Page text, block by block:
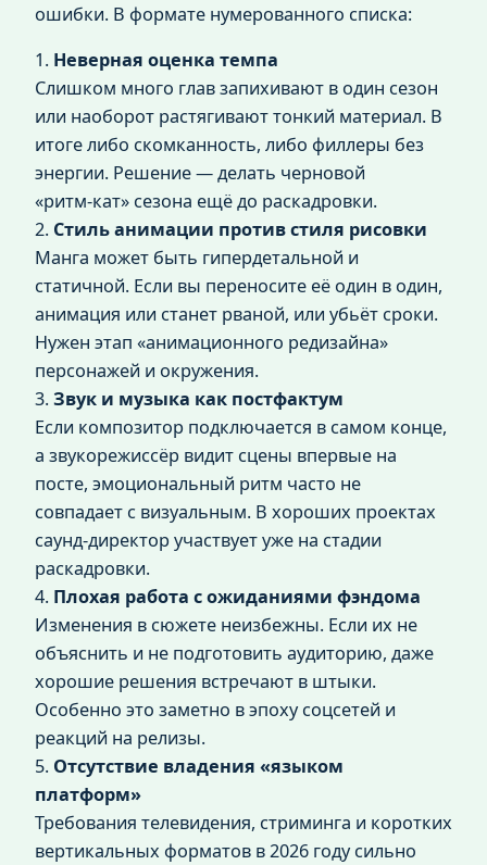
ошибки. В формате нумерованного списка:
1. Неверная оценка темпа
Слишком много глав запихивают в один сезон
или наоборот растягивают тонкий материал. В
итоге либо скомканность, либо филлеры без
энергии. Решение — делать черновой
«ритм‑кат» сезона ещё до раскадровки.
2. Стиль анимации против стиля рисовки
Манга может быть гипердетальной и
статичной. Если вы переносите её один в один,
анимация или станет рваной, или убьёт сроки.
Нужен этап «анимационного редизайна»
персонажей и окружения.
3. Звук и музыка как постфактум
Если композитор подключается в самом конце,
а звукорежиссёр видит сцены впервые на
посте, эмоциональный ритм часто не
совпадает с визуальным. В хороших проектах
саунд‑директор участвует уже на стадии
раскадровки.
4. Плохая работа с ожиданиями фэндома
Изменения в сюжете неизбежны. Если их не
объяснить и не подготовить аудиторию, даже
хорошие решения встречают в штыки.
Особенно это заметно в эпоху соцсетей и
реакций на релизы.
5. Отсутствие владения «языком
платформ»
Требования телевидения, стриминга и коротких
вертикальных форматов в 2026 году сильно